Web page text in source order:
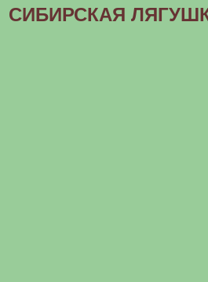
СИБИРСКАЯ